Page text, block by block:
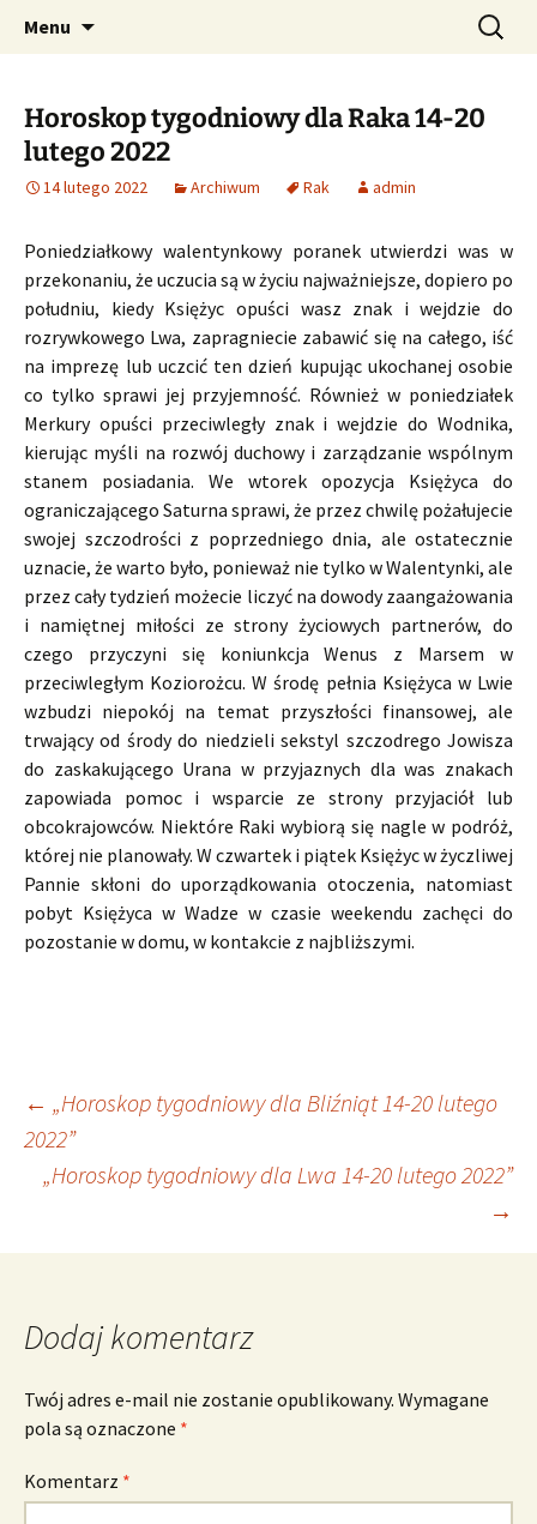
CzaroMarowy horoskop
dzienny, miesięczny i
tygodniowy
Profesjonalne przepowiednie astrologiczne
Menu Szukaj:
Horoskop tygodniowy dla Raka 14-20
lutego 2022
14 lutego 2022 Archiwum Rak admin
Poniedziałkowy walentynkowy poranek utwierdzi was w
przekonaniu, że uczucia są w życiu najważniejsze, dopiero po
południu, kiedy Księżyc opuści wasz znak i wejdzie do
rozrywkowego Lwa, zapragniecie zabawić się na całego, iść
na imprezę lub uczcić ten dzień kupując ukochanej osobie
co tylko sprawi jej przyjemność. Również w poniedziałek
Merkury opuści przeciwległy znak i wejdzie do Wodnika,
kierując myśli na rozwój duchowy i zarządzanie wspólnym
stanem posiadania. We wtorek opozycja Księżyca do
ograniczającego Saturna sprawi, że przez chwilę pożałujecie
swojej szczodrości z poprzedniego dnia, ale ostatecznie
uznacie, że warto było, ponieważ nie tylko w Walentynki, ale
przez cały tydzień możecie liczyć na dowody zaangażowania
i namiętnej miłości ze strony życiowych partnerów, do
czego przyczyni się koniunkcja Wenus z Marsem w
przeciwległym Koziorożcu. W środę pełnia Księżyca w Lwie
wzbudzi niepokój na temat przyszłości finansowej, ale
trwający od środy do niedzieli sekstyl szczodrego Jowisza
do zaskakującego Urana w przyjaznych dla was znakach
zapowiada pomoc i wsparcie ze strony przyjaciół lub
obcokrajowców. Niektóre Raki wybiorą się nagle w podróż,
której nie planowały. W czwartek i piątek Księżyc w życzliwej
Pannie skłoni do uporządkowania otoczenia, natomiast
pobyt Księżyca w Wadze w czasie weekendu zachęci do
pozostanie w domu, w kontakcie z najbliższymi.
Nawigacja
wpisu
← „Horoskop tygodniowy dla Bliźniąt 14-20 lutego
2022”
„Horoskop tygodniowy dla Lwa 14-20 lutego 2022”
→
Dodaj komentarz
Twój adres e-mail nie zostanie opublikowany. Wymagane
pola są oznaczone *
Komentarz *